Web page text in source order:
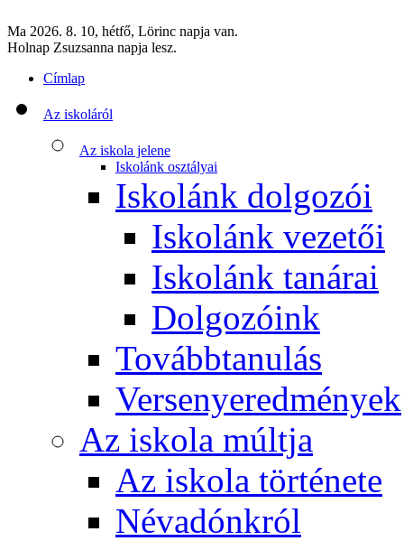
Ma 2026. 8. 10, hétfő, Lörinc napja van.
Holnap Zsuzsanna napja lesz.
Címlap
Az iskoláról
Az iskola jelene
Iskolánk osztályai
Iskolánk dolgozói
Iskolánk vezetői
Iskolánk tanárai
Dolgozóink
Továbbtanulás
Versenyeredmények
Az iskola múltja
Az iskola története
Névadónkról